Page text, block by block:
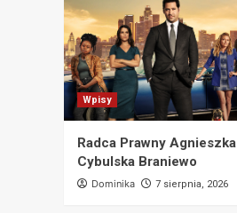
Wpisy
Radca Prawny Agnieszka
Cybulska Braniewo
Dominika 7 sierpnia, 2026